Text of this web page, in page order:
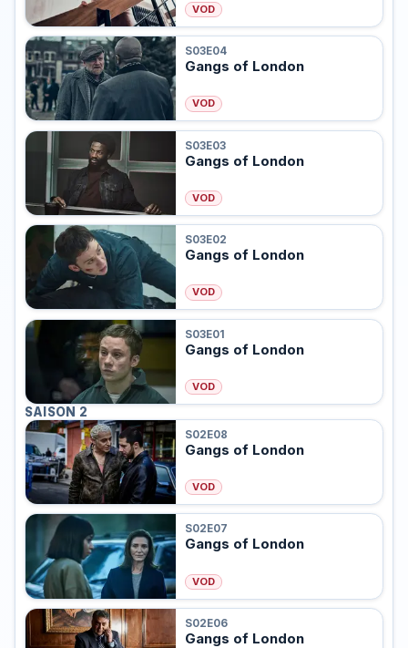
VOD
S03E04
Gangs of London
VOD
S03E03
Gangs of London
VOD
S03E02
Gangs of London
VOD
S03E01
Gangs of London
VOD
SAISON 2
S02E08
Gangs of London
VOD
S02E07
Gangs of London
VOD
S02E06
Gangs of London